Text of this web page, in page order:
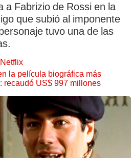
a Fabrizio de Rossi en la
que subió al imponente
tuvo una de las
la película biográfica más
recaudó US$ 997 millones